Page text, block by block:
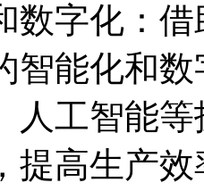
字化：借
智能化和
人工智能
提高生产